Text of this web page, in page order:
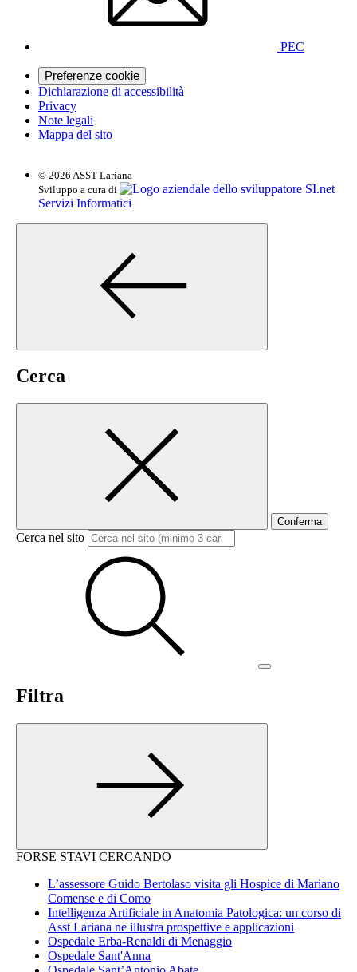
PEC
Preferenze cookie
Dichiarazione di accessibilità
Privacy
Note legali
Mappa del sito
© 2026 ASST Lariana
Sviluppo a cura di
SI.net
Servizi Informatici
Cerca
Conferma
Cerca nel sito
Filtra
FORSE STAVI CERCANDO
L’assessore Guido Bertolaso visita gli Hospice di Mariano
Comense e di Como
Intelligenza Artificiale in Anatomia Patologica: un corso di
Asst Lariana ne illustra prospettive e applicazioni
Ospedale Erba-Renaldi di Menaggio
Ospedale Sant'Anna